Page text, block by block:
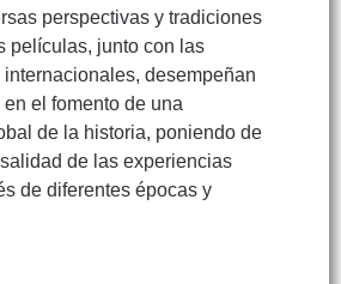
perspectivas y tradiciones
películas, junto con las
desempeñan
el fomento de una
de la historia, poniendo de
de las experiencias
de diferentes épocas y